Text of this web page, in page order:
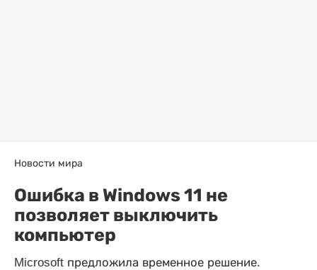
Новости мира
Ошибка в Windows 11 не
позволяет выключить
компьютер
Microsoft предложила временное решение.